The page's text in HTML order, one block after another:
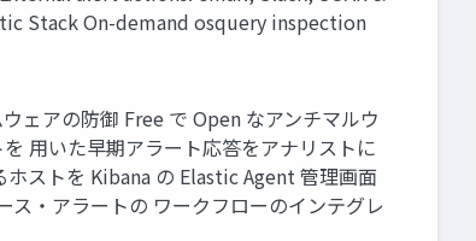
Stack On-demand osquery inspection
ェアの防御 Free で Open なアンチマルウ
⽤いた早期アラート応答をアナリストに
ストを Kibana の Elastic Agent 管理画⾯
・アラートの ワークフローのインテグレ